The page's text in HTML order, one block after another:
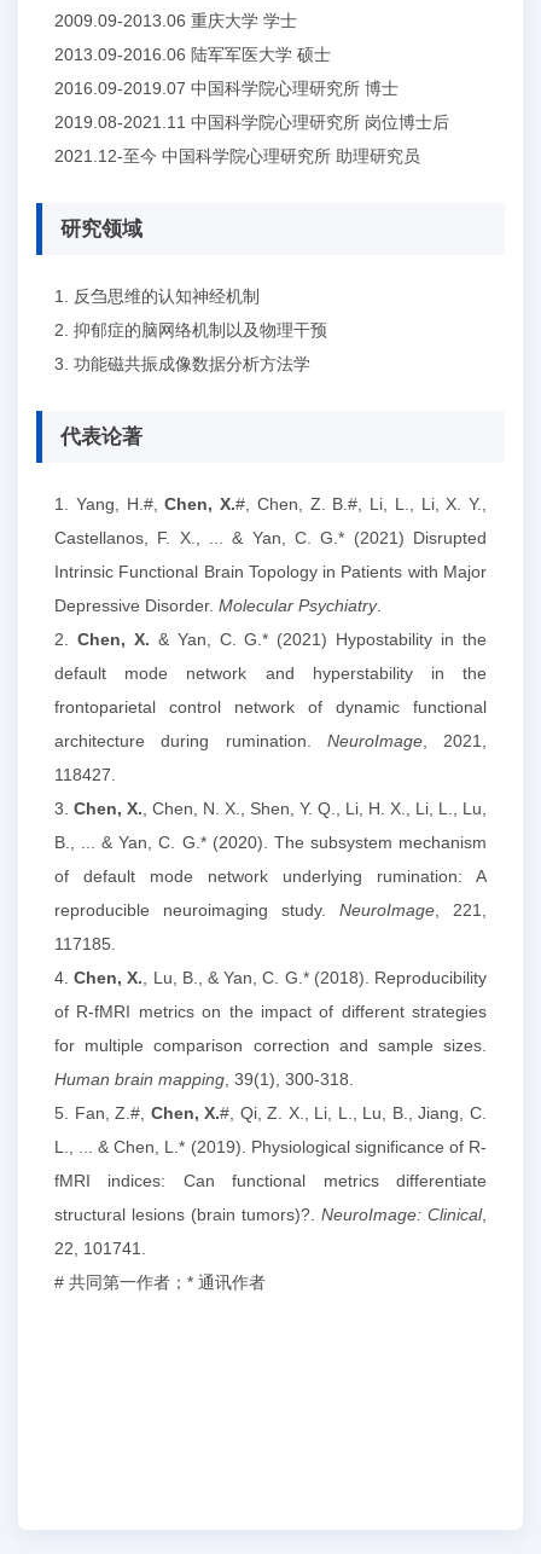
2009.09-2013.06 重庆大学 学士
2013.09-2016.06 陆军军医大学 硕士
2016.09-2019.07 中国科学院心理研究所 博士
2019.08-2021.11 中国科学院心理研究所 岗位博士后
2021.12-至今 中国科学院心理研究所 助理研究员
研究领域
1. 反刍思维的认知神经机制
2. 抑郁症的脑网络机制以及物理干预
3. 功能磁共振成像数据分析方法学
代表论著
1. Yang, H.#,Chen, X.#, Chen, Z. B.#, Li, L., Li, X. Y.,
Castellanos, F. X., ... & Yan, C. G.* (2021) Disrupted
Intrinsic Functional Brain Topology in Patients with Major
Depressive Disorder. Molecular Psychiatry.
2. Chen, X. & Yan, C. G.* (2021) Hypostability in the
default mode network and hyperstability in the
frontoparietal control network of dynamic functional
architecture during rumination. NeuroImage, 2021,
118427.
3. Chen, X. , Chen, N. X., Shen, Y. Q., Li, H. X., Li, L., Lu,
B., ... & Yan, C. G.* (2020). The subsystem mechanism
of default mode network underlying rumination: A
reproducible neuroimaging study. NeuroImage , 221,
117185.
4.Chen, X. , Lu, B., & Yan, C. G.* (2018). Reproducibility
of R‐fMRI metrics on the impact of different strategies
for multiple comparison correction and sample sizes.
Human brain mapping , 39(1), 300-318.
5. Fan, Z.#, Chen, X.#, Qi, Z. X., Li, L., Lu, B., Jiang, C.
L., ... & Chen, L.* (2019). Physiological significance of R-
fMRI indices: Can functional metrics differentiate
structural lesions (brain tumors)?. NeuroImage: Clinical,
22, 101741.
# 共同第一作者；* 通讯作者